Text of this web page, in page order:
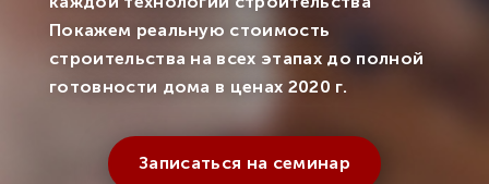
Покажем реальную стоимость
строительства на всех этапах до полной
готовности дома в ценах 2020 г.
Записаться на семинар